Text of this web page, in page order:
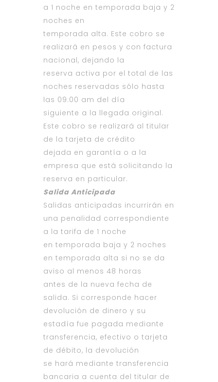
a 1 noche en temporada baja y 2
noches en
temporada alta. Este cobro se
realizará en pesos y con factura
nacional, dejando la
reserva activa por el total de las
noches reservadas sólo hasta
las 09:00 am del día
siguiente a la llegada original.
Este cobro se realizará al titular
de la tarjeta de crédito
dejada en garantía o a la
empresa que está solicitando la
reserva en particular.
Salida Anticipada
Salidas anticipadas incurrirán en
una penalidad correspondiente
a la tarifa de 1 noche
en temporada baja y 2 noches
en temporada alta si no se da
aviso al menos 48 horas
antes de la nueva fecha de
salida. Si corresponde hacer
devolución de dinero y su
estadía fue pagada mediante
transferencia, efectivo o tarjeta
de débito, la devolución
se hará mediante transferencia
bancaria a cuenta del titular de